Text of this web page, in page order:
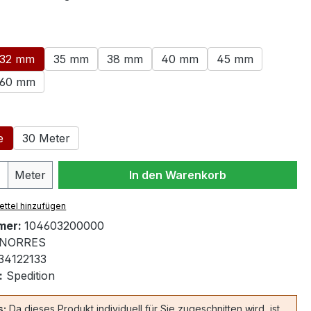
32 mm 35 mm 38 mm 40 mm
45 mm
60 mm
30 Meter
Anzahl: Gib den gewünschten Wert
Meter In den Warenkorb
hinzufügen
104603200000
NORRES
Spedition